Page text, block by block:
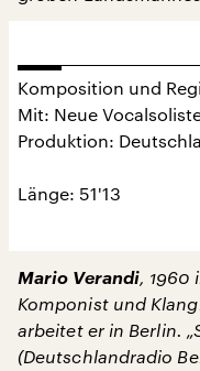
Komposition und
Mit: Neue
Produktion:
Länge: 51'13
Mario Verandi, 1960
Komponist und
arbeitet er in Berlin.
(Deutschlandradio